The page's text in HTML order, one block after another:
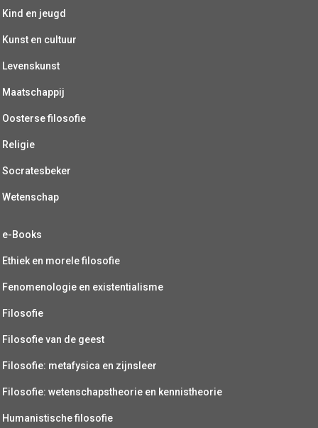
Kind en jeugd
Kunst en cultuur
Levenskunst
Maatschappij
Oosterse filosofie
Religie
Socratesbeker
Wetenschap
e-Books
Ethiek en morele filosofie
Fenomenologie en existentialisme
Filosofie
Filosofie van de geest
Filosofie: metafysica en zijnsleer
Filosofie: wetenschapstheorie en kennistheorie
Humanistische filosofie